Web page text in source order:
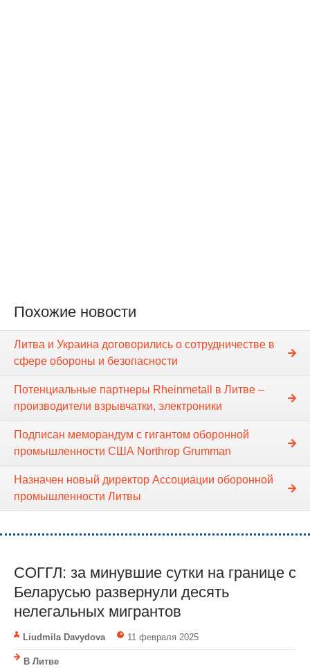
Похожие новости
Литва и Украина договорились о сотрудничестве в
сфере обороны и безопасности
Потенциальные партнеры Rheinmetall в Литве –
производители взрывчатки, электроники
Подписан меморандум с гигантом оборонной
промышленности США Northrop Grumman
Назначен новый директор Ассоциации оборонной
промышленности Литвы
СОГГЛ: за минувшие сутки на границе с
Беларусью развернули десять
нелегальных мигрантов
Liudmila Davydova 11 февраля 2025
В Литве